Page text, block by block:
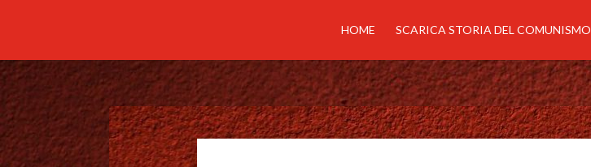
HOME SCARICA STORIA DEL COMUNISMO